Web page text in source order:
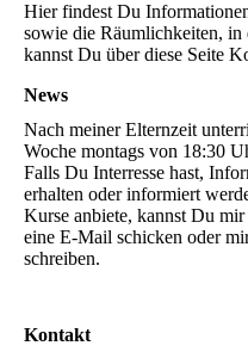
Hier findest Du
sowie die Räumlichkeiten, in
kannst Du über diese Seite
News
Nach meiner Elternzeit
Woche montags von 18:30
Falls Du Interresse hast,
erhalten oder informiert
Kurse anbiete, kannst Du
eine E-Mail schicken oder
schreiben.
Kontakt